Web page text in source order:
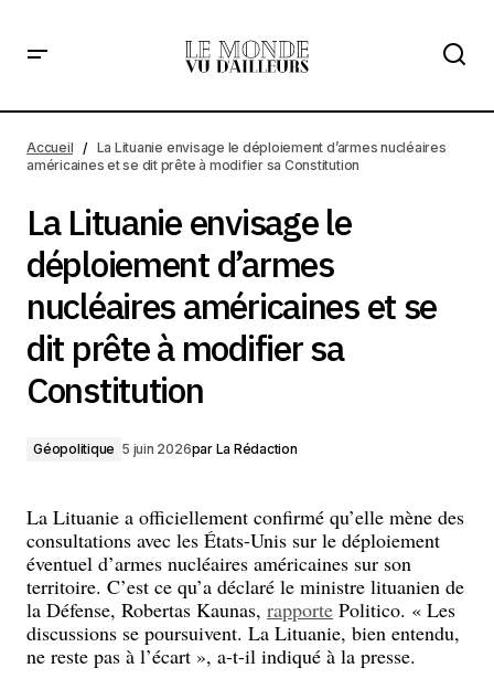
américaines et se dit prête à modifier sa Constitution
Accueil
La Lituanie envisage le déploiement d’armes nucléaires
américaines et se dit prête à modifier sa Constitution
La Lituanie envisage le
déploiement d’armes
nucléaires américaines et se
dit prête à modifier sa
Constitution
Géopolitique 5 juin 2026par La Rédaction
La Lituanie a officiellement confirmé qu’elle mène des
consultations avec les États-Unis sur le déploiement
éventuel d’armes nucléaires américaines sur son
territoire. C’est ce qu’a déclaré le ministre lituanien de
la Défense, Robertas Kaunas, rapporte Politico. « Les
discussions se poursuivent. La Lituanie, bien entendu,
ne reste pas à l’écart », a-t-il indiqué à la presse.